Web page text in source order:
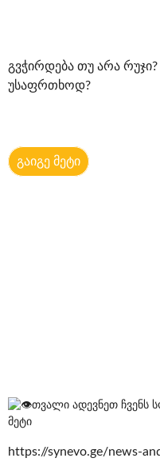
გვჭირდება თუ არა
უსაფრთხოდ?
გაიგე მეტი
თვალი ადევნეთ ჩვენს
მეტი
https://synevo.ge/news-